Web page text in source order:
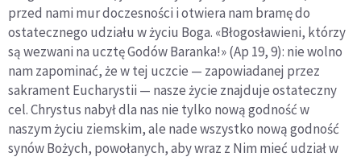
przed nami mur doczesności i otwiera nam bramę do
ostatecznego udziału w życiu Boga. «Błogosławieni, którzy
są wezwani na ucztę Godów Baranka!» (Ap 19, 9): nie wolno
nam zapominać, że w tej uczcie — zapowiadanej przez
sakrament Eucharystii — nasze życie znajduje ostateczny
cel. Chrystus nabył dla nas nie tylko nową godność w
naszym życiu ziemskim, ale nade wszystko nową godność
synów Bożych, powołanych, aby wraz z Nim mieć udział w